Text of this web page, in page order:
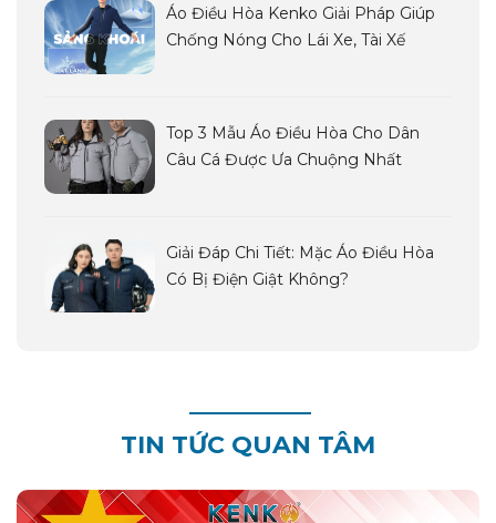
Áo Điều Hòa Kenko Giải Pháp Giúp
Chống Nóng Cho Lái Xe, Tài Xế
Top 3 Mẫu Áo Điều Hòa Cho Dân
Câu Cá Được Ưa Chuộng Nhất
Giải Đáp Chi Tiết: Mặc Áo Điều Hòa
Có Bị Điện Giật Không?
TIN TỨC QUAN TÂM